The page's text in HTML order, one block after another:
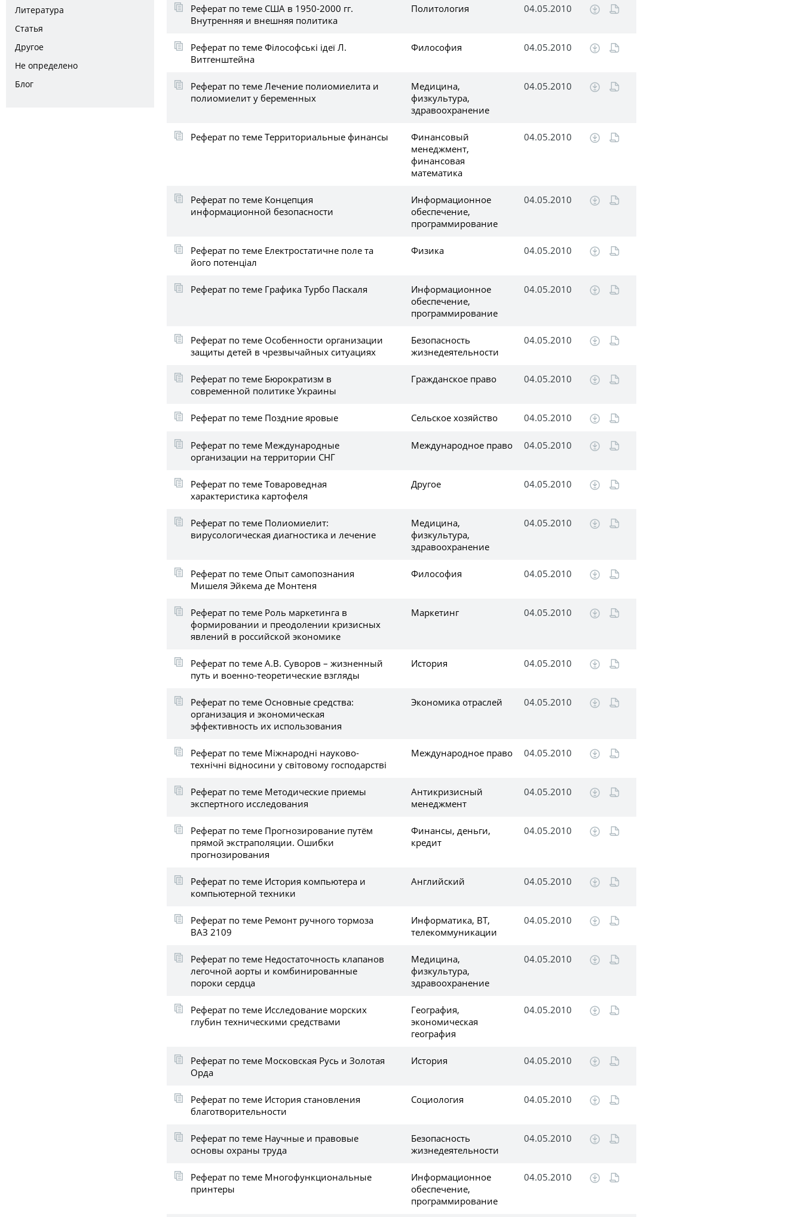
Литература
Статья
Другое
Не определено
Блог
Реферат по теме США в 1950-2000 гг.
Внутренняя и внешняя политика
Политология 04.05.2010
Реферат по теме Філософські ідеї Л.
Витгенштейна
Философия 04.05.2010
Реферат по теме Лечение полиомиелита и
полиомиелит у беременных
Медицина,
физкультура,
здравоохранение
04.05.2010
Реферат по теме Территориальные финансы
Финансовый
менеджмент,
финансовая
математика
04.05.2010
Реферат по теме Концепция
информационной безопасности
Информационное
обеспечение,
программирование
04.05.2010
Реферат по теме Електростатичне поле та
його потенціал
Физика 04.05.2010
Реферат по теме Графика Турбо Паскаля
Информационное
обеспечение,
программирование
04.05.2010
Реферат по теме Особенности организации
защиты детей в чрезвычайных ситуациях
Безопасность
жизнедеятельности
04.05.2010
Реферат по теме Бюрократизм в
современной политике Украины
Гражданское право 04.05.2010
Реферат по теме Поздние яровые Сельское хозяйство 04.05.2010
Реферат по теме Международные
организации на территории СНГ
Международное право 04.05.2010
Реферат по теме Товароведная
характеристика картофеля
Другое 04.05.2010
Реферат по теме Полиомиелит:
вирусологическая диагностика и лечение
Медицина,
физкультура,
здравоохранение
04.05.2010
Реферат по теме Опыт самопознания
Мишеля Эйкема де Монтеня
Философия 04.05.2010
Реферат по теме Роль маркетинга в
формировании и преодолении кризисных
явлений в российской экономике
Маркетинг 04.05.2010
Реферат по теме А.В. Суворов – жизненный
путь и военно-теоретические взгляды
История 04.05.2010
Реферат по теме Основные средства:
организация и экономическая
эффективность их использования
Экономика отраслей 04.05.2010
Реферат по теме Міжнародні науково-
технічні відносини у світовому господарстві
Международное право 04.05.2010
Реферат по теме Методические приемы
экспертного исследования
Антикризисный
менеджмент
04.05.2010
Реферат по теме Прогнозирование путём
прямой экстраполяции. Ошибки
прогнозирования
Финансы, деньги,
кредит
04.05.2010
Реферат по теме История компьютера и
компьютерной техники
Английский 04.05.2010
Реферат по теме Ремонт ручного тормоза
ВАЗ 2109
Информатика, ВТ,
телекоммуникации
04.05.2010
Реферат по теме Недостаточность клапанов
легочной аорты и комбинированные
пороки сердца
Медицина,
физкультура,
здравоохранение
04.05.2010
Реферат по теме Исследование морских
глубин техническими средствами
География,
экономическая
география
04.05.2010
Реферат по теме Московская Русь и Золотая
Орда
История 04.05.2010
Реферат по теме История становления
благотворительности
Социология 04.05.2010
Реферат по теме Научные и правовые
основы охраны труда
Безопасность
жизнедеятельности
04.05.2010
Реферат по теме Многофункциональные
принтеры
Информационное
обеспечение,
программирование
04.05.2010